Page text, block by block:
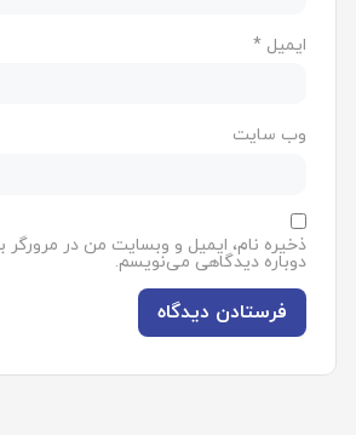
ایمیل *
وب‌ سایت
ذخیره نام، ایمیل و وبسایت من در مرورگر
دوباره دیدگاهی می‌نویسم.